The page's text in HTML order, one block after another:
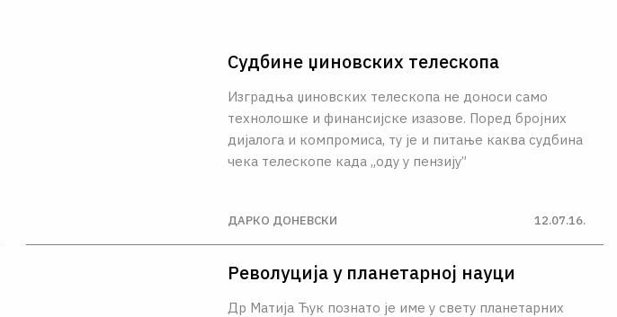
Судбине џиновских телескопа
Изградња џиновских телескопа не доноси само
технолошке и финансијске изазове. Поред бројних
дијалога и компромиса, ту је и питање каква судбина
чека телескопе када „оду у пензију”
ДАРКО ДОНЕВСКИ 12.07.16.
Револуција у планетарној науци
Др Матија Ћук познато је име у свету планетарних